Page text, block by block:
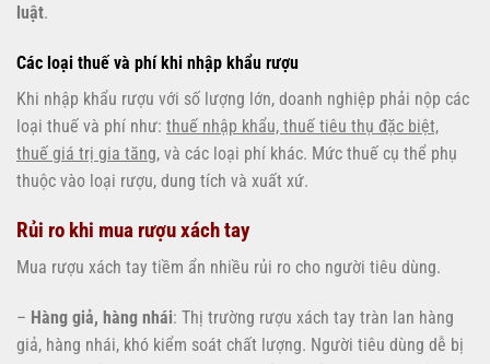
luật.
Các loại thuế và phí khi nhập khẩu rượu
Khi nhập khẩu rượu với số lượng lớn, doanh nghiệp phải nộp các
loại thuế và phí như: thuế nhập khẩu, thuế tiêu thụ đặc biệt,
thuế giá trị gia tăng, và các loại phí khác. Mức thuế cụ thể phụ
thuộc vào loại rượu, dung tích và xuất xứ.
Rủi ro khi mua rượu xách tay
Mua rượu xách tay tiềm ẩn nhiều rủi ro cho người tiêu dùng.
– Hàng giả, hàng nhái: Thị trường rượu xách tay tràn lan hàng
giả, hàng nhái, khó kiểm soát chất lượng. Người tiêu dùng dễ bị